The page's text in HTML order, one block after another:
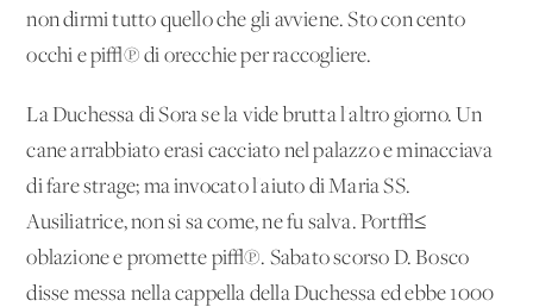
non dirmi tutto quello che gli avviene. Sto con cento
occhi e pi√π di orecchie per raccogliere.
La Duchessa di Sora se la vide brutta l'altro giorno. Un
cane arrabbiato erasi cacciato nel palazzo e minacciava
di fare strage; ma invocato l'aiuto di Maria SS.
Ausiliatrice, non si sa come, ne fu salva. Port√≤
oblazione e promette pi√π. Sabato scorso D. Bosco
disse messa nella cappella della Duchessa ed ebbe 1000